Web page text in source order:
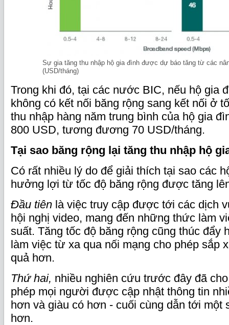
Sự gia tăng thu nhập hộ gia đình được dự báo tăng từ các
(USD/tháng)
Trong khi đó, tại các nước BIC, nếu hộ gia
không có kết nối băng rộng sang kết nối ở
thu nhập hàng năm trung bình của hộ gia
800 USD, tương đương 70 USD/tháng.
Tại sao băng rộng lại tăng thu nhập hộ
Có rất nhiều lý do để giải thích tại sao các
hưởng lợi từ tốc độ băng rộng được tăng
Đầu tiên là việc truy cập được tới các dịch
hội nghị video, mang đến những thức làm
suất. Tăng tốc độ băng rộng cũng thúc đẩy
làm việc từ xa qua nối mạng cho phép sắp
quả hơn.
Thứ hai, nhiều nghiên cứu trước đây đã
phép mọi người được cập nhật thông tin
hơn và giàu có hơn - cuối cùng dẫn tới một
hơn.